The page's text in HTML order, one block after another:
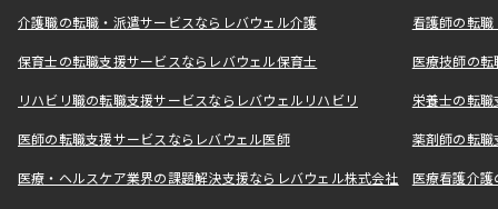
介護職の転職・派遣サービスならレバウェル介護 看護師の転
保育士の転職支援サービスならレバウェル保育士 医療技師の
リハビリ職の転職支援サービスならレバウェルリハビリ 栄養士の転
医師の転職支援サービスならレバウェル医師 薬剤師の転
医療・ヘルスケア業界の課題解決支援ならレバウェル株式会社 医療看護介